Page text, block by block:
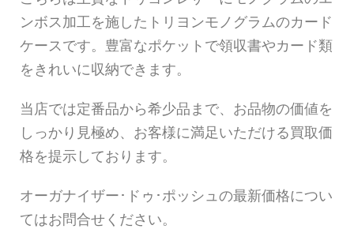
ンボス加工を施したトリヨンモノグラムのカード
ケースです。豊富なポケットで領収書やカード類
をきれいに収納できます。
当店では定番品から希少品まで、お品物の価値を
しっかり見極め、お客様に満足いただける買取価
格を提示しております。
オーガナイザー･ドゥ･ポッシュの最新価格につい
てはお問合せください。